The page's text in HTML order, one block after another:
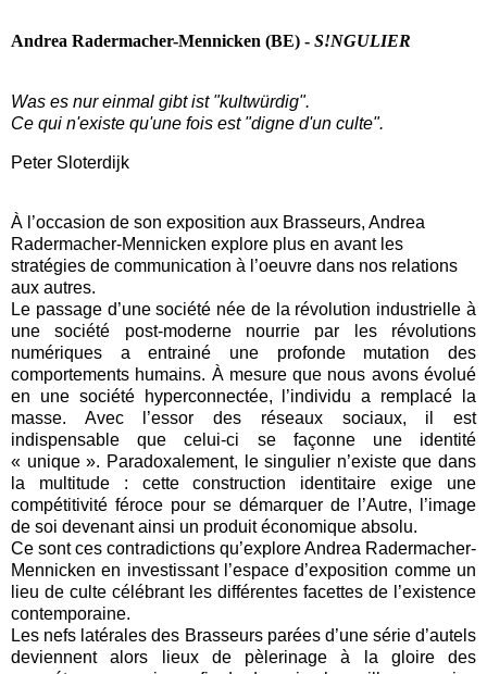
Andrea Radermacher-Mennicken (BE) - S!NGULIER
Was es nur einmal gibt ist "kultwürdig".
Ce qui n'existe qu'une fois est "digne d'un culte".
Peter Sloterdijk
À l’occasion de son exposition aux Brasseurs, Andrea
Radermacher-Mennicken explore plus en avant les
stratégies de communication à l’oeuvre dans nos relations
aux autres.
Le passage d’une société née de la révolution industrielle à
une société post-moderne nourrie par les révolutions
numériques a entrainé une profonde mutation des
comportements humains. À mesure que nous avons évolué
en une société hyperconnectée, l’individu a remplacé la
masse. Avec l’essor des réseaux sociaux, il est
indispensable que celui-ci se façonne une identité
« unique ». Paradoxalement, le singulier n’existe que dans
la multitude : cette construction identitaire exige une
compétitivité féroce pour se démarquer de l’Autre, l’image
de soi devenant ainsi un produit économique absolu.
Ce sont ces contradictions qu’explore Andrea Radermacher-
Mennicken en investissant l’espace d’exposition comme un
lieu de culte célébrant les différentes facettes de l’existence
contemporaine.
Les nefs latérales des Brasseurs parées d’une série d’autels
deviennent alors lieux de pèlerinage à la gloire des